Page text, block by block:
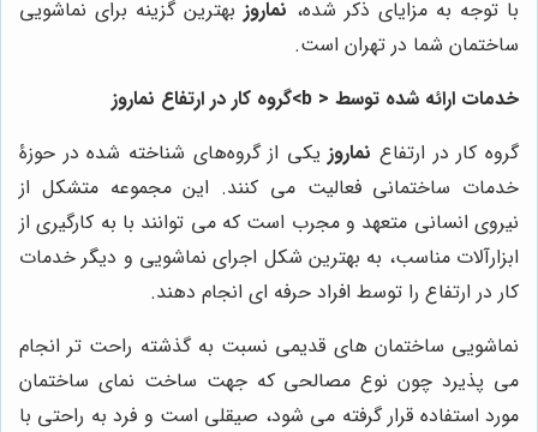
با توجه به مزایای ذکر شده، نماروزبهترین گزینه برای نماشویی
ساختمان شما در تهران است.
خدمات ارائه شده توسط < b>گروه کار در ارتفاع نماروز
گروه کار در ارتفاع نماروزیکی از گروه‌های شناخته شده در حوزۀ
خدمات ساختمانی فعالیت می کنند. این مجموعه متشکل از
نیروی انسانی متعهد و مجرب است که می توانند با به کارگیری از
ابزارآلات مناسب، به بهترین شکل اجرای نماشویی و دیگر خدمات
کار در ارتفاع را توسط افراد حرفه ای انجام دهند.
نماشویی ساختمان های قدیمی نسبت به گذشته راحت تر انجام
می پذیرد چون نوع مصالحی که جهت ساخت نمای ساختمان
مورد استفاده قرار گرفته می شود، صیقلی است و فرد به راحتی با